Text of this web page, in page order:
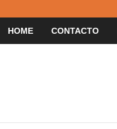
HOME CONTACTO